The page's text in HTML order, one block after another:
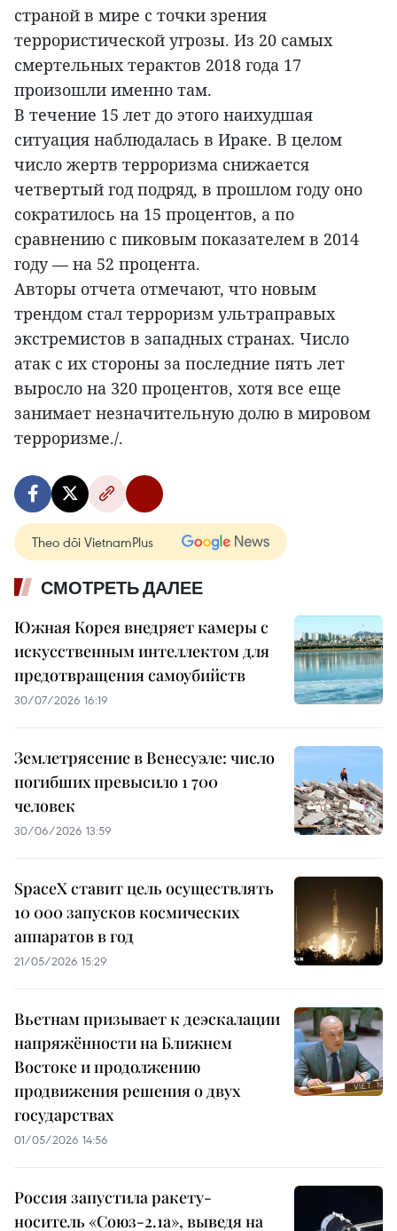
страной в мире с точки зрения
террористической угрозы. Из 20 самых
смертельных терактов 2018 года 17
произошли именно там.
В течение 15 лет до этого наихудшая
ситуация наблюдалась в Ираке. В целом
число жертв терроризма снижается
четвертый год подряд, в прошлом году оно
сократилось на 15 процентов, а по
сравнению с пиковым показателем в 2014
году — на 52 процента.
Авторы отчета отмечают, что новым
трендом стал терроризм ультраправых
экстремистов в западных странах. Число
атак с их стороны за последние пять лет
выросло на 320 процентов, хотя все еще
занимает незначительную долю в мировом
терроризме./.
Theo dõi VietnamPlus
СМОТРЕТЬ ДАЛЕЕ
Южная Корея внедряет камеры с
искусственным интеллектом для
предотвращения самоубийств
30/07/2026 16:19
Землетрясение в Венесуэле: число
погибших превысило 1 700
человек
30/06/2026 13:59
SpaceX ставит цель осуществлять
10 000 запусков космических
аппаратов в год
21/05/2026 15:29
Вьетнам призывает к деэскалации
напряжённости на Ближнем
Востоке и продолжению
продвижения решения о двух
государствах
01/05/2026 14:56
Россия запустила ракету-
носитель «Союз-2.1а», выведя на